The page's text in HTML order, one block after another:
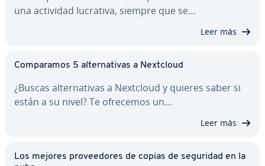
una actividad lucrativa, siempre que se…
Leer más
Co­m­pa­ra­mos 5 al­te­r­na­ti­vas a Nextcloud
¿Buscas al­te­r­na­ti­vas a Nextcloud y quieres saber si
están a su nivel? Te ofrecemos un…
Leer más
Los mejores pro­vee­do­res de copias de seguridad en la